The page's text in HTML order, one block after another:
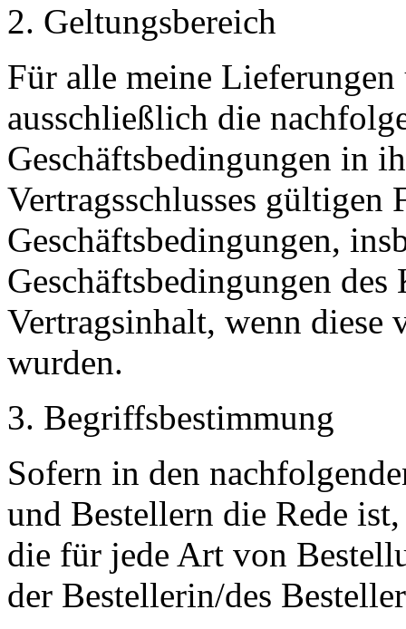
2. Geltungsbereich
Für alle meine
ausschließlich die
Geschäftsbedingungen in
Vertragsschlusses gültigen
Geschäftsbedingungen,
Geschäftsbedingungen
Vertragsinhalt, wenn diese
wurden.
3. Begriffsbestimmung
Sofern in den
und Bestellern die Rede
die für jede Art von
der Bestellerin/des